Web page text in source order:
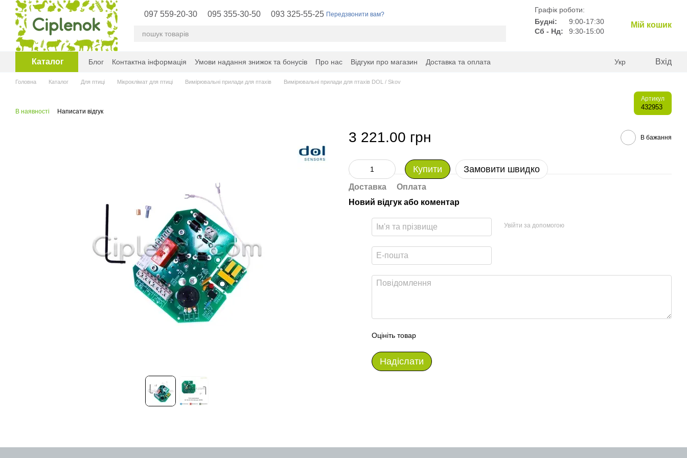
Перейти до основного контенту
097 559-20-30 095 355-30-50 093 325-55-25 Передзвонити вам?
Графік роботи:
Будні:
9:00-17:30
Сб - Нд:
9:30-15:00
Мій кошик
Каталог Блог Контактна інформація Умови надання знижок та бонусів Про нас Відгуки про магазин Доставка та оплата Укр Вхід
Головна Каталог Для птиці Мікроклімат для птиці Вимірювальні прилади для птахів Вимірювальні прилади для птахів DOL / Skov
Артикул
432953
В наявності Написати відгук
3 221.00 грн В бажання
Купити Замовити швидко
Доставка
Оплата
Новий відгук або коментар
Увійти за допомогою
Оцініть товар
Надіслати